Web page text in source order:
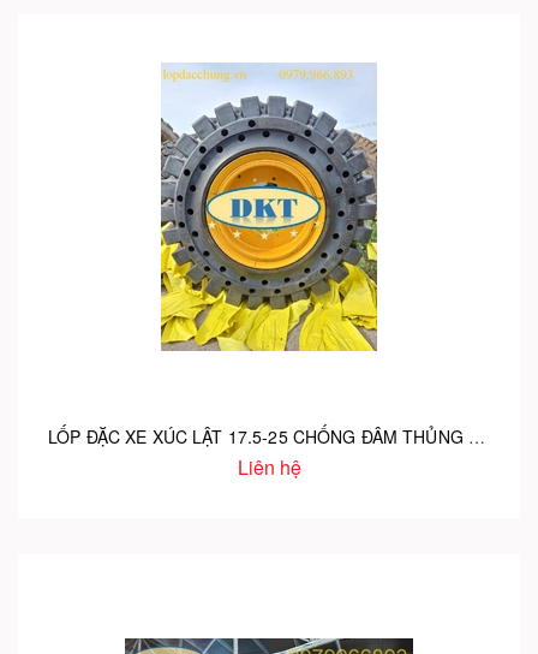
LỐP ĐẶC XE XÚC LẬT 17.5-25 CHỐNG ĐÂM THỦNG VÀ CHẶT CHÉM
Liên hệ